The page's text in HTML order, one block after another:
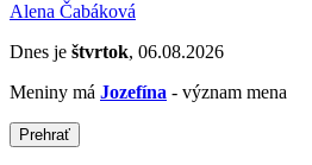
Alena Čabáková
Dnes je štvrtok, 06.08.2026
Meniny má Jozefína - význam mena
Prehrať